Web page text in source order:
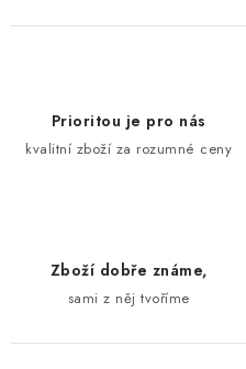
Prioritou je pro nás
kvalitní zboží za rozumné ceny
Zboží dobře známe,
sami z něj tvoříme